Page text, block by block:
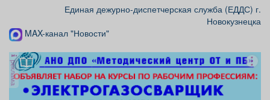
Единая дежурно-диспетчерская служба (ЕДДС) г.
Новокузнецка
MAX-канал "Новости"
реклама